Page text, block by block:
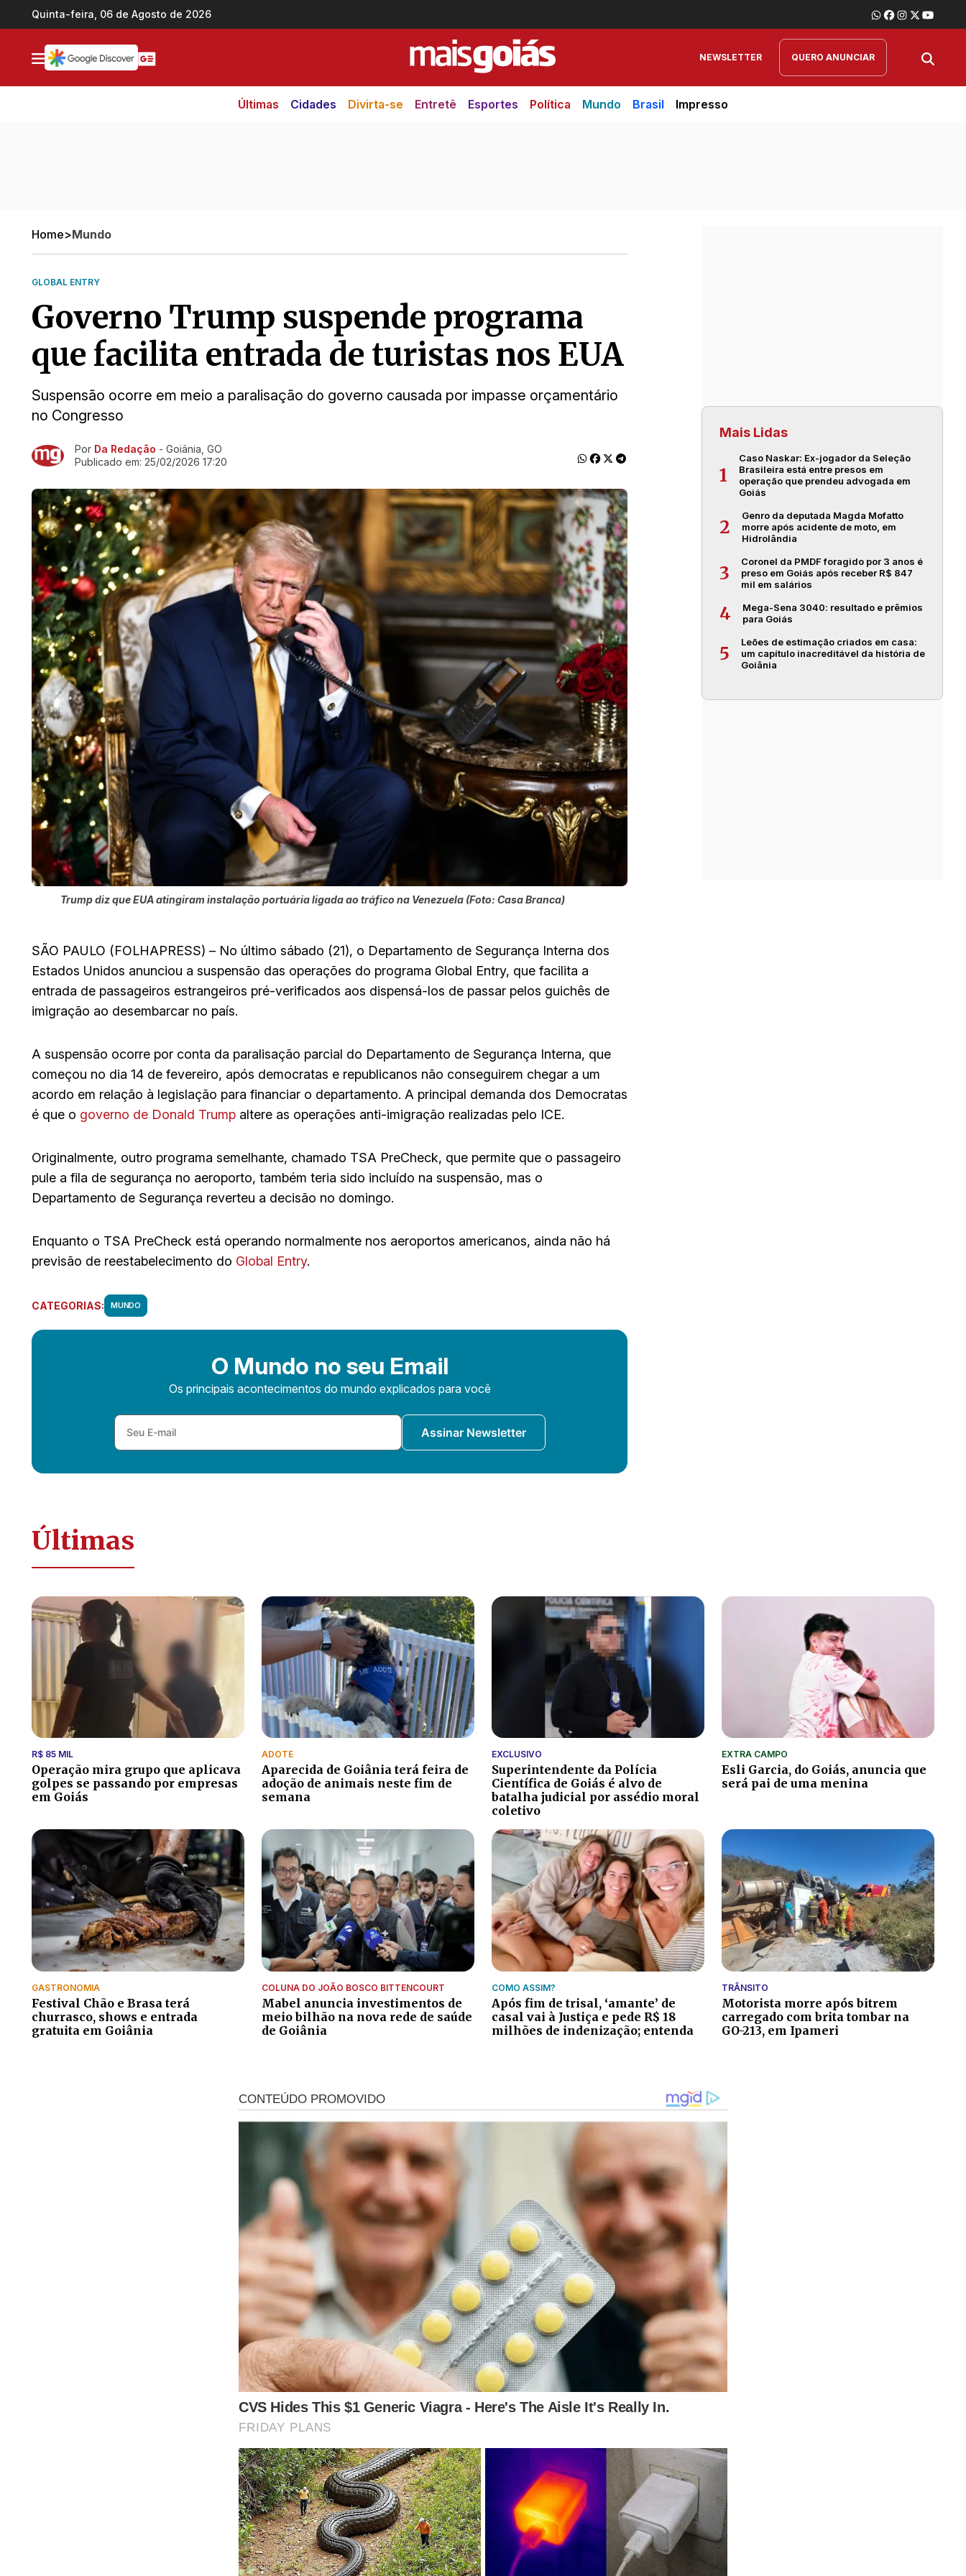
Ir direto pro conteúdo
Quinta-feira, 06 de Agosto de 2026
NEWSLETTER QUERO ANUNCIAR
Últimas Cidades Divirta-se Entretê Esportes Política Mundo Brasil Impresso
Home>Mundo
GLOBAL ENTRY
Governo Trump suspende programa
que facilita entrada de turistas nos EUA
Suspensão ocorre em meio a paralisação do governo causada por impasse orçamentário
no Congresso
Ir direto pra matéria
Por Da Redação - Goiânia, GO
Publicado em: 25/02/2026 17:20
Trump diz que EUA atingiram instalação portuária ligada ao tráfico na Venezuela (Foto: Casa Branca)
SÃO PAULO (FOLHAPRESS) – No último sábado (21), o Departamento de Segurança Interna dos
Estados Unidos anunciou a suspensão das operações do programa Global Entry, que facilita a
entrada de passageiros estrangeiros pré-verificados aos dispensá-los de passar pelos guichês de
imigração ao desembarcar no país.
A suspensão ocorre por conta da paralisação parcial do Departamento de Segurança Interna, que
começou no dia 14 de fevereiro, após democratas e republicanos não conseguirem chegar a um
acordo em relação à legislação para financiar o departamento. A principal demanda dos Democratas
é que o governo de Donald Trump altere as operações anti-imigração realizadas pelo ICE.
Originalmente, outro programa semelhante, chamado TSA PreCheck, que permite que o passageiro
pule a fila de segurança no aeroporto, também teria sido incluído na suspensão, mas o
Departamento de Segurança reverteu a decisão no domingo.
Enquanto o TSA PreCheck está operando normalmente nos aeroportos americanos, ainda não há
previsão de reestabelecimento do Global Entry.
CATEGORIAS: MUNDO
O Mundo no seu Email
Os principais acontecimentos do mundo explicados para você
Assinar Newsletter
Mais Lidas
1
Caso Naskar: Ex-jogador da Seleção
Brasileira está entre presos em
operação que prendeu advogada em
Goiás
2
Genro da deputada Magda Mofatto
morre após acidente de moto, em
Hidrolândia
3
Coronel da PMDF foragido por 3 anos é
preso em Goiás após receber R$ 847
mil em salários
4
Mega-Sena 3040: resultado e prêmios
para Goiás
5
Leões de estimação criados em casa:
um capítulo inacreditável da história de
Goiânia
Últimas
R$ 85 MIL
Operação mira grupo que aplicava
golpes se passando por empresas
em Goiás
ADOTE
Aparecida de Goiânia terá feira de
adoção de animais neste fim de
semana
EXCLUSIVO
Superintendente da Polícia
Científica de Goiás é alvo de
batalha judicial por assédio moral
coletivo
EXTRA CAMPO
Esli Garcia, do Goiás, anuncia que
será pai de uma menina
GASTRONOMIA
Festival Chão e Brasa terá
churrasco, shows e entrada
gratuita em Goiânia
COLUNA DO JOÃO BOSCO BITTENCOURT
Mabel anuncia investimentos de
meio bilhão na nova rede de saúde
de Goiânia
COMO ASSIM?
Após fim de trisal, ‘amante’ de
casal vai à Justiça e pede R$ 18
milhões de indenização; entenda
TRÂNSITO
Motorista morre após bitrem
carregado com brita tombar na
GO-213, em Ipameri